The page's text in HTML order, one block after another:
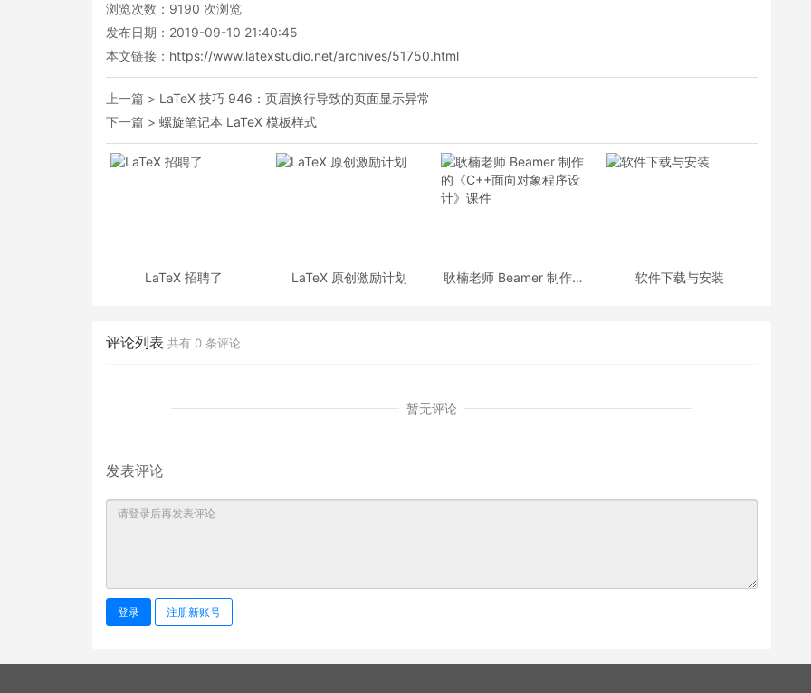
浏览次数： 9190 次浏览
发布日期：2019-09-10 21:40:45
本文链接： https://www.latexstudio.net/archives/51750.html
上一篇 > LaTeX 技巧 946：页眉换行导致的页面显示异常
下一篇 > 螺旋笔记本 LaTeX 模板样式
LaTeX 招聘了 LaTeX 原创激励计划
耿楠老师 Beamer 制作的
软件下载与安装
评论列表 共有 0 条评论
暂无评论
发表评论
登录 注册新账号